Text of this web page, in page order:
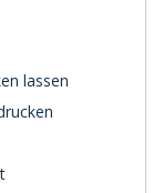
lassen